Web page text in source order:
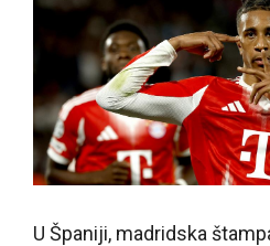
U Španiji, madridska